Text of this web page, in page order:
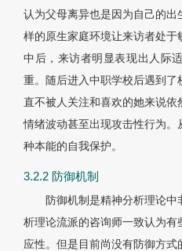
认为父母离异也是因为自己的
样的原生家庭环境让来访者处
中后，来访者明显表现出人际
重。随后进入中职学校后遇到
直不被人关注和喜欢的她来说
情绪波动甚至出现攻击性行为
种本能的自我保护。
3.2.2 防御机制
防御机制是精神分析理论
析理论流派的咨询师一致认为
应性。但是目前尚没有防御方